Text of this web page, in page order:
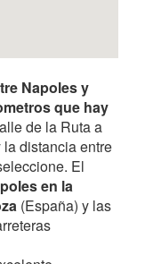
Napoles y
que hay
de la Ruta a
distancia entre
El
en la
(España) y las